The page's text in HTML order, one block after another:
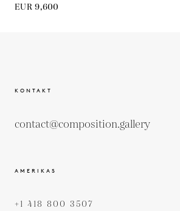
EUR 9,600
KONTAKT
contact@composition.gallery
AMERIKAS
+1 418 800 3507